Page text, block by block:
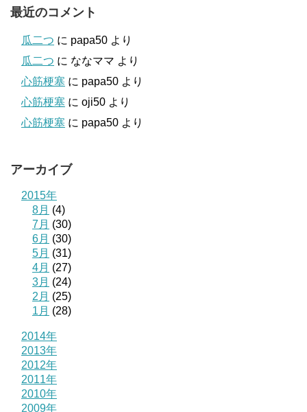
最近のコメント
瓜二つ に papa50 より
瓜二つ に ななママ より
心筋梗塞 に papa50 より
心筋梗塞 に oji50 より
心筋梗塞 に papa50 より
アーカイブ
2015年
8月 (4)
7月 (30)
6月 (30)
5月 (31)
4月 (27)
3月 (24)
2月 (25)
1月 (28)
2014年
2013年
2012年
2011年
2010年
2009年